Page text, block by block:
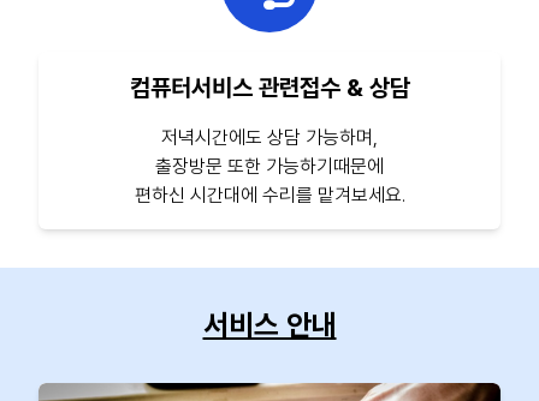
컴퓨터서비스 관련접수 & 상담
저녁시간에도 상담 가능하며,
출장방문 또한 가능하기때문에
편하신 시간대에 수리를 맡겨보세요.
서비스 안내